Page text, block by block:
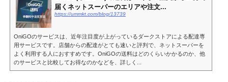
届くネットスーパーのエリアや注文...
https://ummkt.com/blog/13739
OniGOのサービスは、近年注目度が上がっているダークストアによる配達専
用サービスです。店舗からの配達がとても速いと評判で、ネットスーパーを
よく利用する人におすすめです。OniGOの送料はどのくらいかかるのか、他
のサービスと比較してお得なのかなどを、詳しく...